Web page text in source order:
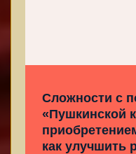
Сложности с
«Пушкинской
как улучшить